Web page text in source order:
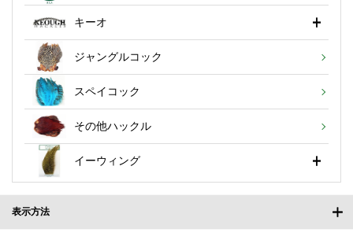
キーオ
ジャングルコック
スペイコック
その他ハックル
イーウィング
表示方法